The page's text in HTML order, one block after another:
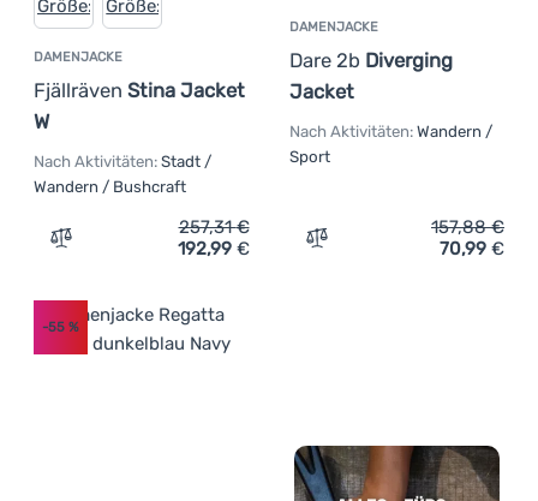
DAMENJACKE
Fjällräven Stina Jacket
W
Nach Aktivitäten: Stadt /
Wandern / Bushcraft
Zum Vergleich 'Damenjacke Fjällräven Stina Jacket W'
257,31€
192,99 €
DAMENJACKE
Dare 2b Diverging
Jacket
Nach Aktivitäten: Wandern /
Sport
Zum Vergleich
157,88€
70,99 €
-55 %